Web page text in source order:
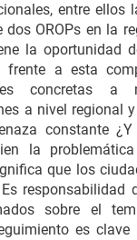
entre ellos
dos OROPs en la
la oportunidad
frente a esta
concretas a
a nivel regional
constante
la
que los
responsabilidad
sobre el
es